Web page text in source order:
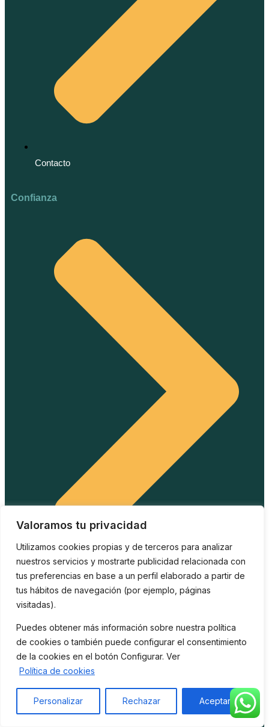
Valoramos tu privacidad
Utilizamos cookies propias y de terceros para analizar
nuestros servicios y mostrarte publicidad relacionada con
tus preferencias en base a un perfil elaborado a partir de
tus hábitos de navegación (por ejemplo, páginas
visitadas).
Puedes obtener más información sobre nuestra política
de cookies o también puede configurar el consentimiento
de la cookies en el botón Configurar. Ver
Política de cookies
Personalizar Rechazar Aceptar
Contacto
Confianza